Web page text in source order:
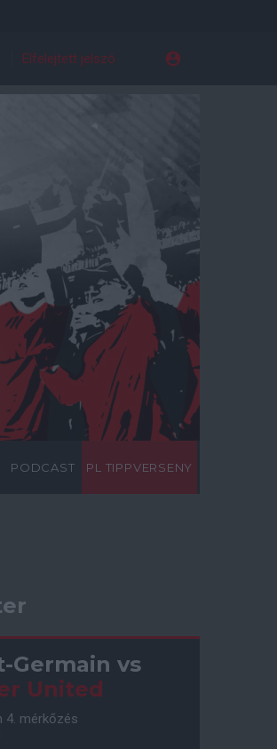
Elfelejtett jelszó
PODCAST PL TIPPVERSENY
Germain vs
United
4. mérkőzés